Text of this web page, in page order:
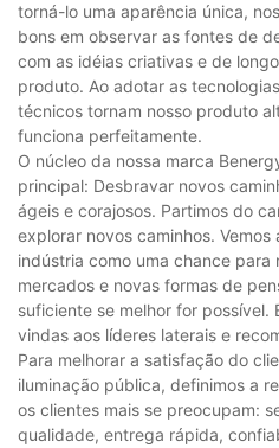
torná-lo uma aparência única,
bons em observar as fontes de
com as idéias criativas e de
produto. Ao adotar as
técnicos tornam nosso produto
funciona perfeitamente.
O núcleo da nossa marca
principal: Desbravar novos
ágeis e corajosos. Partimos do
explorar novos caminhos.
indústria como uma chance para
mercados e novas formas de
suficiente se melhor for possível.
vindas aos líderes laterais e
Para melhorar a satisfação do
iluminação pública, definimos a
os clientes mais se preocupam:
qualidade, entrega rápida,